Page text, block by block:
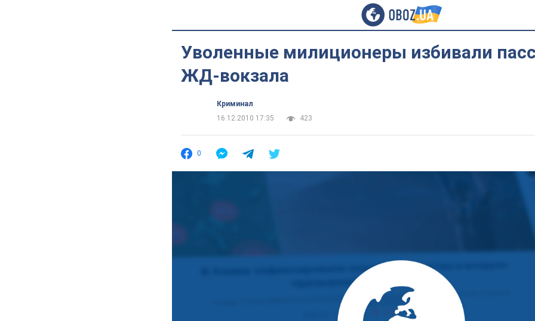
Уволенные милиционеры избивали
ЖД-вокзала
Криминал
16.12.2010 17:35
423
0